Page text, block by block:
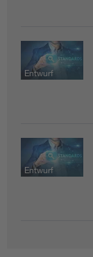
Entwurf
Entwurf